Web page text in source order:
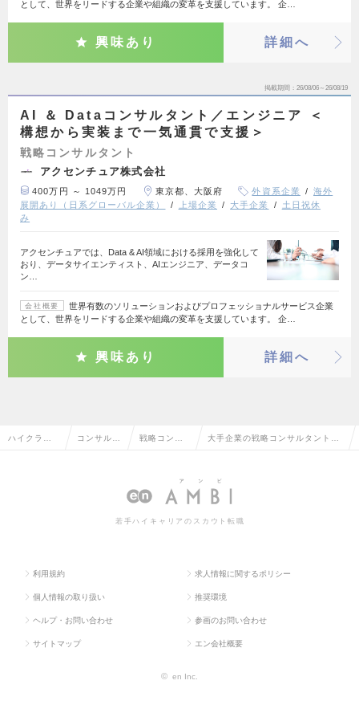
として、世界をリードする企業や組織の変革を支援しています。 企…
興味あり 詳細へ
掲載期間 26/08/06～26/08/19
AI ＆ Dataコンサルタント／エンジニア ＜
構想から実装まで一気通貫で支援＞
戦略コンサルタント
アクセンチュア株式会社
400万円 ～ 1049万円 東京都、大阪府 外資系企業
海外
展開あり（日系グローバル企業）
上場企業 大手企業
土日祝休
み
アクセンチュアでは、Data & AI領域における採用を強化して
おり、データサイエンティスト、AIエンジニア、データコ
ン…
会社概要
世界有数のソリューションおよびプロフェッショナルサービス企業
として、世界をリードする企業や組織の変革を支援しています。 企…
興味あり 詳細へ
ハイクラス コンサルタ 戦略コンサ 大手企業の戦略コンサルタントの
若手ハイキャリアのスカウト転職
利用規約 求人情報に関するポリシー
個人情報の取り扱い 推奨環境
ヘルプ・お問い合わせ 参画のお問い合わせ
サイトマップ エン会社概要
© en Inc.